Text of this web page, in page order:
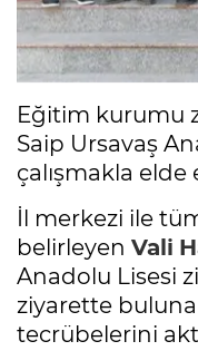
Eğitim kurumu
Saip Ursavaş
çalışmakla
İl merkezi ile
belirleyen Vali
Anadolu Lisesi
ziyarette
tecrübelerini